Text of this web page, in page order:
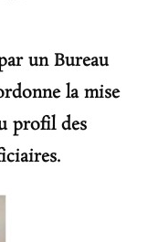
un Bureau
la mise
profil des